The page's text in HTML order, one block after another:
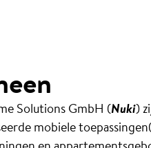
Solutions GmbH (Nuki)
mobiele